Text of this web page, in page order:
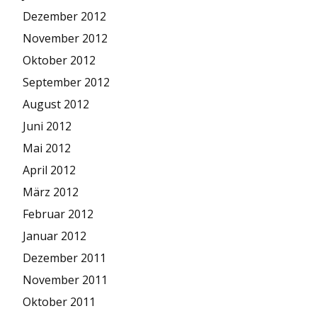
Dezember 2012
November 2012
Oktober 2012
September 2012
August 2012
Juni 2012
Mai 2012
April 2012
März 2012
Februar 2012
Januar 2012
Dezember 2011
November 2011
Oktober 2011